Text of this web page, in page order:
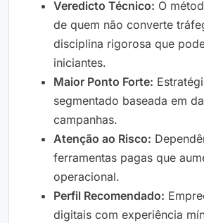
Veredicto Técnico: O
de quem não converte
disciplina rigorosa que
iniciantes.
Maior Ponto Forte:
segmentado baseada em
campanhas.
Atenção ao Risco:
ferramentas pagas que
operacional.
Perfil Recomendado:
digitais com experiência